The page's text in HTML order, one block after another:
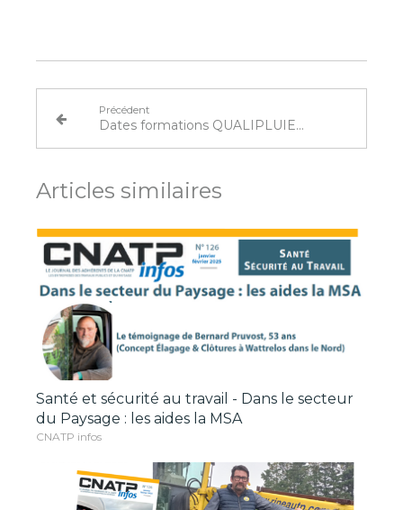
Précédent
Dates formations QUALIPLUIE 2026
Articles similaires
Santé et sécurité au travail - Dans le secteur
du Paysage : les aides la MSA
CNATP infos